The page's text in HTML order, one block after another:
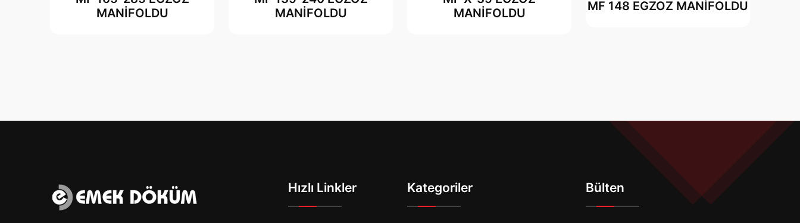
MANİFOLDU
MANİFOLDU
MANİFOLDU
MF 148 EGZOZ MANİFOLDU
Hızlı Linkler Kategoriler Bülten